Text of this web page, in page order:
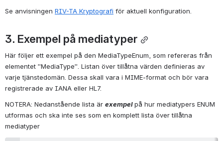
Se anvisningen RIV-TA Kryptografi för aktuell konfiguration.
3. Exempel på mediatyper
Här följer ett exempel på den MediaTypeEnum, som refereras från
elementet ”MediaType”. Listan över tillåtna värden definieras av
varje tjänstedomän. Dessa skall vara i MIME-format och bör vara
registrerade av IANA eller HL7.
NOTERA: Nedanstående lista är exempel på hur mediatypers ENUM
utformas och ska inte ses som en komplett lista över tillåtna
mediatyper